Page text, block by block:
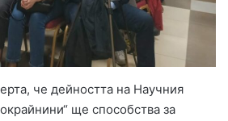
че дейността на Научния
ще способства за